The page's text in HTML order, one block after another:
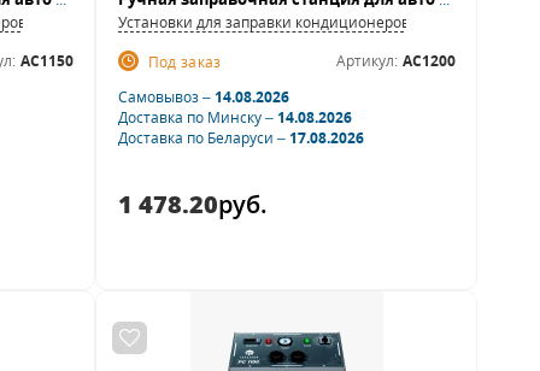
AC1150
Установки для заправки кондиционеров
Под заказ
Артикул: AC1200
Самовывоз –14.08.2026
Доставка по Минску –14.08.2026
Доставка по Беларуси –17.08.2026
1 478.20руб.